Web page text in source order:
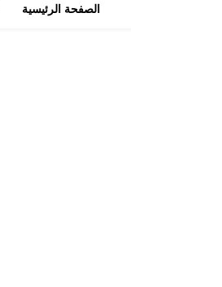
الصفحة الرئيسية